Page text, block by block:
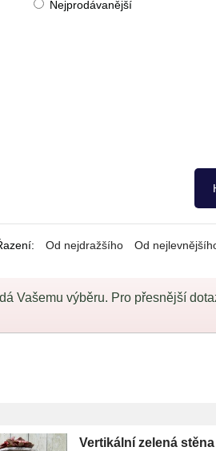
Nejprodávanější
: Od nejdražšího Od
Vašemu výběru. Pro přesnější
Vertikální zelená stěna